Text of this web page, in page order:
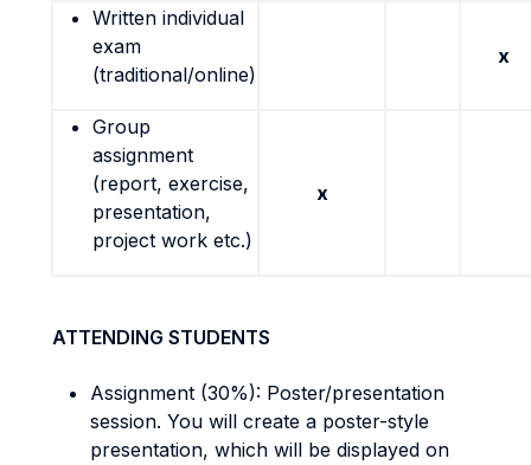
Written individual
exam
(traditional/online)
x
Group
assignment
(report, exercise,
presentation,
project work etc.)
x
ATTENDING STUDENTS
Assignment (30%): Poster/presentation
session. You will create a poster-style
presentation, which will be displayed on